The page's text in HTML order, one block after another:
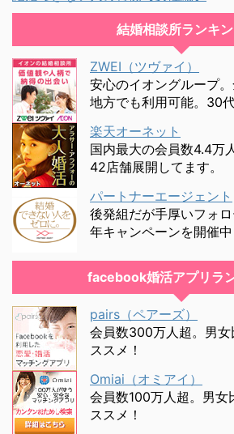
結婚相談所ランキ
ZWEI（ツヴァイ）
安心のイオングループ
地方でも利用可能。30
楽天オーネット
国内最大の会員数4.4万
42店舗展開してます。
パートナーエージェント
後発組だが手厚いフォ
年キャンペーンを開催中
facebook婚活アプリラ
pairs（ペアーズ）
会員数300万人超。男
ススメ！
Omiai（オミアイ）
会員数100万人超。男女
ススメ！